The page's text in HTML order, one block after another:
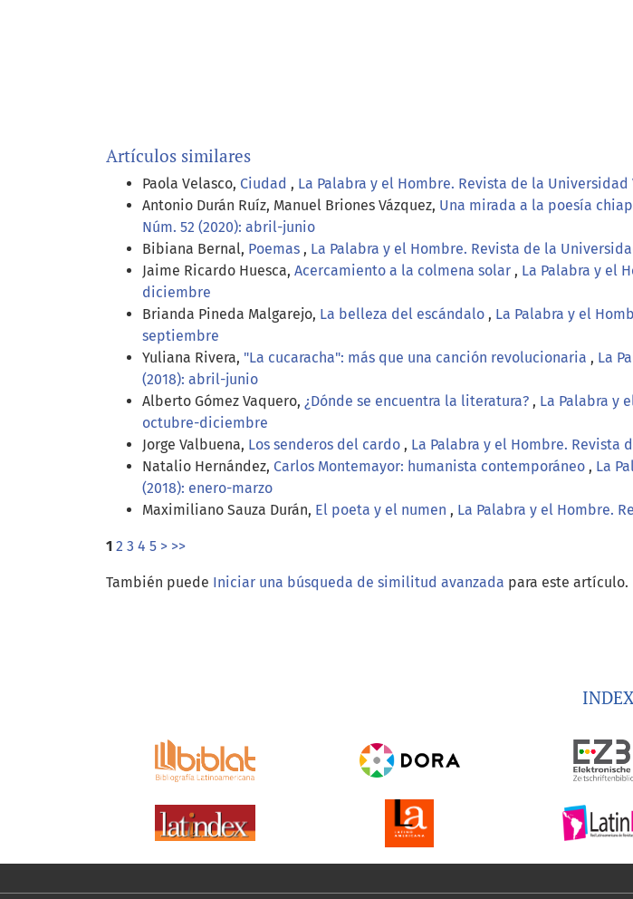
Artículos similares
Paola Velasco, Ciudad , La Palabra y el Hombre. Revista de la
Antonio Durán Ruíz, Manuel Briones Vázquez, Una mirada a la poesía
Núm. 52 (2020): abril-junio
Bibiana Bernal, Poemas , La Palabra y el Hombre. Revista de la
Jaime Ricardo Huesca, Acercamiento a la colmena solar , La Palabra y el
diciembre
Brianda Pineda Malgarejo, La belleza del escándalo , La Palabra y el
septiembre
Yuliana Rivera, "La cucaracha": más que una canción revolucionaria , La
(2018): abril-junio
Alberto Gómez Vaquero, ¿Dónde se encuentra la literatura? , La Palabra y
octubre-diciembre
Jorge Valbuena, Los senderos del cardo , La Palabra y el Hombre. Revista
Natalio Hernández, Carlos Montemayor: humanista contemporáneo , La
(2018): enero-marzo
Maximiliano Sauza Durán, El poeta y el numen , La Palabra y el Hombre.
1 2 3 4 5 > >>
También puede Iniciar una búsqueda de similitud avanzada para este artículo.
INDEX